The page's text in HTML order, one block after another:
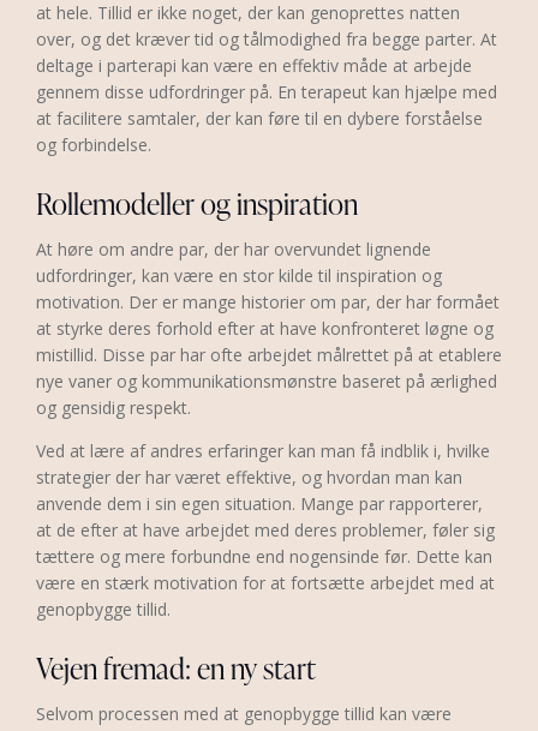
at hele. Tillid er ikke noget, der kan genoprettes natten
over, og det kræver tid og tålmodighed fra begge parter. At
deltage i parterapi kan være en effektiv måde at arbejde
gennem disse udfordringer på. En terapeut kan hjælpe med
at facilitere samtaler, der kan føre til en dybere forståelse
og forbindelse.
Rollemodeller og inspiration
At høre om andre par, der har overvundet lignende
udfordringer, kan være en stor kilde til inspiration og
motivation. Der er mange historier om par, der har formået
at styrke deres forhold efter at have konfronteret løgne og
mistillid. Disse par har ofte arbejdet målrettet på at etablere
nye vaner og kommunikationsmønstre baseret på ærlighed
og gensidig respekt.
Ved at lære af andres erfaringer kan man få indblik i, hvilke
strategier der har været effektive, og hvordan man kan
anvende dem i sin egen situation. Mange par rapporterer,
at de efter at have arbejdet med deres problemer, føler sig
tættere og mere forbundne end nogensinde før. Dette kan
være en stærk motivation for at fortsætte arbejdet med at
genopbygge tillid.
Vejen fremad: en ny start
Selvom processen med at genopbygge tillid kan være